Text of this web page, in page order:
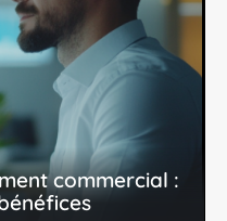
commercial :